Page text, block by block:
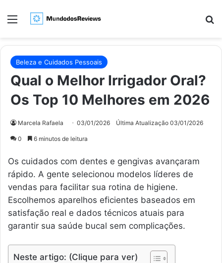
Menu
Beleza e Cuidados Pessoais
Qual o Melhor Irrigador Oral?
Os Top 10 Melhores em 2026
Marcela Rafaela 03/01/2026 Última Atualização 03/01/2026
0 6 minutos de leitura
Os cuidados com dentes e gengivas avançaram
rápido. A gente selecionou modelos líderes de
vendas para facilitar sua rotina de higiene.
Escolhemos aparelhos eficientes baseados em
satisfação real e dados técnicos atuais para
garantir sua saúde bucal sem complicações.
Neste artigo: (Clique para ver)